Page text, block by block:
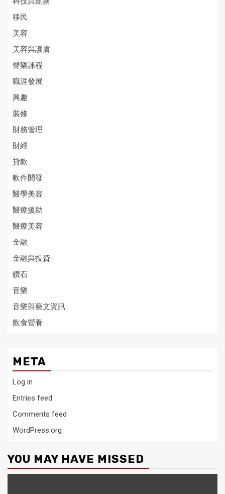
移民
美容
美容與護膚
聲樂課程
職涯發展
興趣
裝修
財務管理
財經
貸款
軟件開發
醫學美容
醫療援助
醫療美容
金融
金融與投資
鑽石
音樂
音樂與藝文資訊
飲食營養
META
Log in
Entries feed
Comments feed
WordPress.org
YOU MAY HAVE MISSED